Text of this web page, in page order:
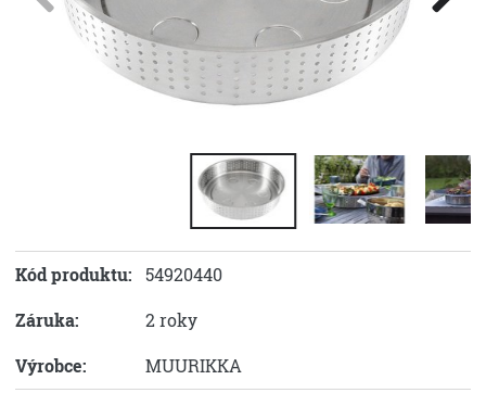
Kód produktu: 54920440
Záruka:
2 roky
Výrobce:
MUURIKKA